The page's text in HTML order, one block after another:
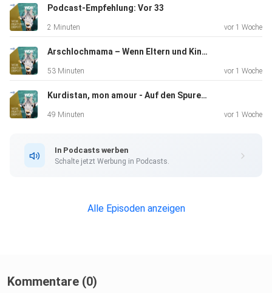
Podcast-Empfehlung: Vor 33
2 Minuten vor 1 Woche
Arschlochmama – Wenn Eltern und Kinder streiten
53 Minuten vor 1 Woche
Kurdistan, mon amour - Auf den Spuren des Schriftstellers Bachtyar Ali
49 Minuten vor 1 Woche
In Podcasts werben
Schalte jetzt Werbung in Podcasts.
Alle Episoden anzeigen
Kommentare (0)